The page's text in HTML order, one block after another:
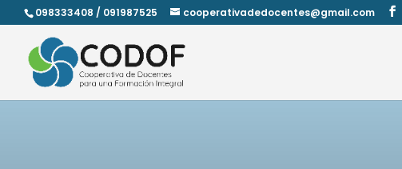
098333408 / 091987525 cooperativadedocentes@gmail.com